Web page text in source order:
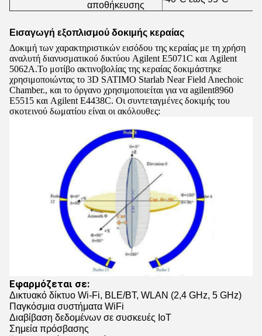
αποθήκευσης
Εισαγωγή εξοπλισμού δοκιμής κεραίας
Δοκιμή των χαρακτηριστικών εισόδου της κεραίας με τη χρήση
αναλυτή διανυσματικού δικτύου Agilent E5071C και Agilent
5062A.Το μοτίβο ακτινοβολίας της κεραίας δοκιμάστηκε
χρησιμοποιώντας το 3D SATIMO Starlab Near Field Anechoic
Chamber., και το όργανο χρησιμοποιείται για να agilent8960
E5515 και Agilent E4438C. Οι συντεταγμένες δοκιμής του
σκοτεινού δωματίου είναι οι ακόλουθες:
Εφαρμόζεται σε:
Δικτυακό δίκτυο Wi-Fi, BLE/BT, WLAN (2,4 GHz, 5 GHz)
Παγκόσμια συστήματα WiFi
Διαβίβαση δεδομένων σε συσκευές IoT
Σημεία πρόσβασης